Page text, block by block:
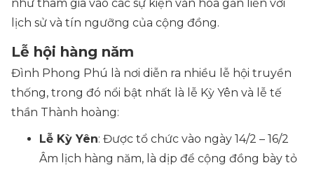
như tham gia vào các sự kiện văn hóa gắn liền với
lịch sử và tín ngưỡng của cộng đồng.
Lễ hội hàng năm
Đình Phong Phú là nơi diễn ra nhiều lễ hội truyền
thống, trong đó nổi bật nhất là lễ Kỳ Yên và lễ tế
thần Thành hoàng:
Lễ Kỳ Yên: Được tổ chức vào ngày 14/2 – 16/2
Âm lịch hàng năm, là dịp để cộng đồng bày tỏ